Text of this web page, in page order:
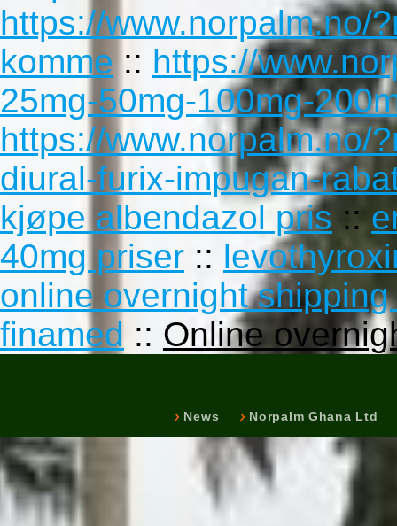
https://www.norpalm.no/
komme :: https://
25mg-50mg-100mg-
https://www.norpalm.no/
diural-furix-impugan-
kjøpe albendazol pris ::
40mg priser ::
online overnight
finamed :: Online
News Norpalm Ghana Ltd